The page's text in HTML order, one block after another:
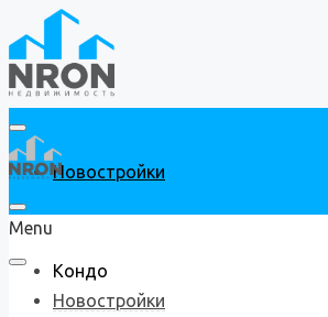
Новостройки
Кондо
Menu
Новостройки